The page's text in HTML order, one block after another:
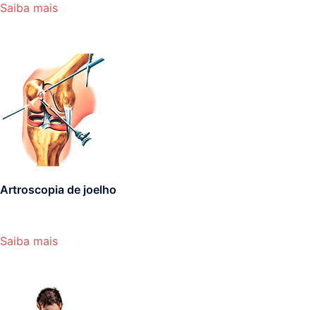
Saiba mais
Artroscopia de joelho
Saiba mais